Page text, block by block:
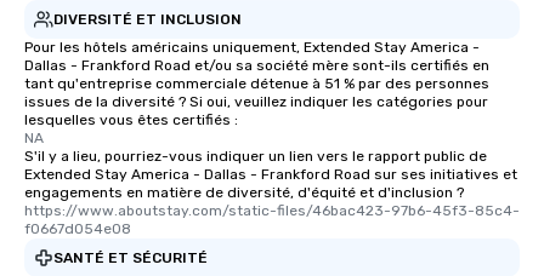
DIVERSITÉ ET INCLUSION
Pour les hôtels américains uniquement, Extended Stay America -
Dallas - Frankford Road et/ou sa société mère sont-ils certifiés en
tant qu'entreprise commerciale détenue à 51 % par des personnes
issues de la diversité ? Si oui, veuillez indiquer les catégories pour
lesquelles vous êtes certifiés :
NA
S'il y a lieu, pourriez-vous indiquer un lien vers le rapport public de
Extended Stay America - Dallas - Frankford Road sur ses initiatives et
engagements en matière de diversité, d'équité et d'inclusion ?
https://www.aboutstay.com/static-files/46bac423-97b6-45f3-85c4-
f0667d054e08
SANTÉ ET SÉCURITÉ